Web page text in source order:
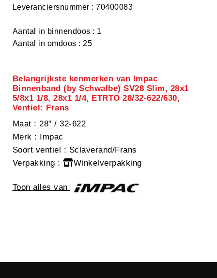
Leveranciersnummer : 70400083
Aantal in binnendoos : 1
Aantal in omdoos : 25
Belangrijkste kenmerken van Impac
Binnenband (by Schwalbe) SV28 Slim, 28x1
5/8x1 1/8, 28x1 1/4, ETRTO 28/32-622/630,
Ventiel: Frans
Maat : 28" / 32-622
Merk : Impac
Soort ventiel : Sclaverand/Frans
Verpakking : Winkelverpakking
Toon alles van